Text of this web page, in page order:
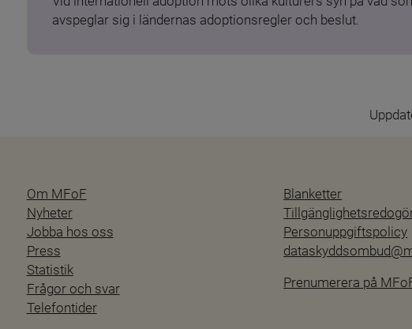
avspeglar sig i ländernas adoptionsregler och beslut.
Om MFoF
Nyheter
Jobba hos oss
Press
Statistik
Frågor och svar
Telefontider
Blanketter
Personuppgiftspolicy
Prenumerera på